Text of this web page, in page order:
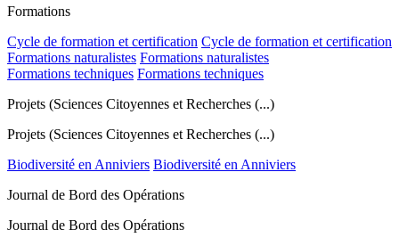
Formations
Cycle de formation et certification Cycle de formation et certification
Formations naturalistes Formations naturalistes
Formations techniques Formations techniques
Projets (Sciences Citoyennes et Recherches (...)
Projets (Sciences Citoyennes et Recherches (...)
Biodiversité en Anniviers Biodiversité en Anniviers
Journal de Bord des Opérations
Journal de Bord des Opérations